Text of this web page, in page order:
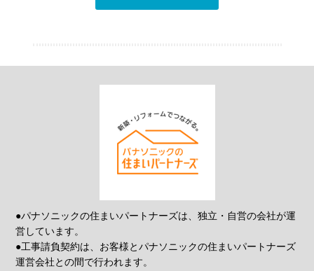
●パナソニックの住まいパートナーズは、独立・自営の会社が運
営しています。
●工事請負契約は、お客様とパナソニックの住まいパートナーズ
運営会社との間で行われます。